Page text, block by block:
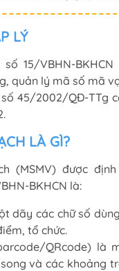
LÝ
số 15/VBHN-
quản lý mã số mã
45/2002/QĐ-TTg
LÀ GÌ?
(MSMV) được
BKHCN là:
dãy các chữ số
tổ chức.
QRcode) là
và các khoảng